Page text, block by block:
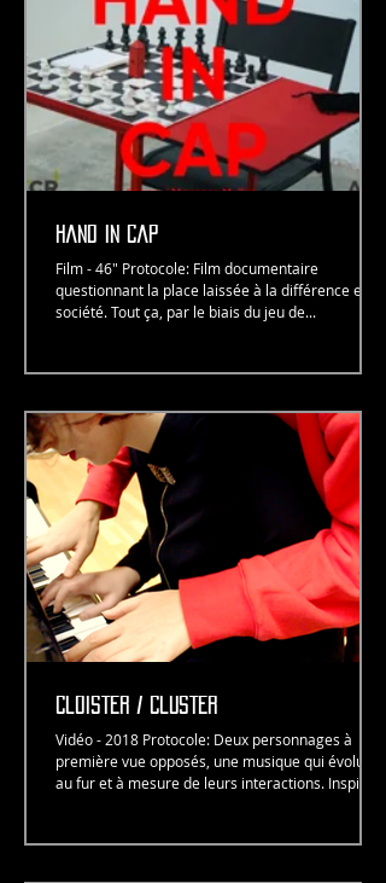
Hand in cap
Film - 46" Protocole: Film documentaire
questionnant la place laissée à la différence en
société. Tout ça, par le biais du jeu de...
cloister / Cluster
Vidéo - 2018 Protocole: Deux personnages à
première vue opposés, une musique qui évolue
au fur et à mesure de leurs interactions. Inspiré...